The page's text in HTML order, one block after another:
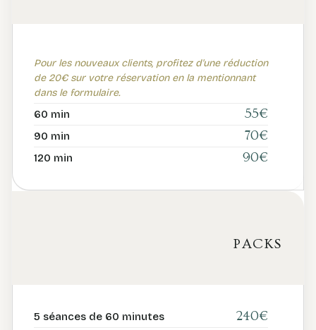
Pour les nouveaux clients, profitez d'une réduction
de 20€ sur votre réservation en la mentionnant
dans le formulaire.
60 min 55€
90 min 70€
120 min 90€
PACKS
5 séances de 60 minutes 240€